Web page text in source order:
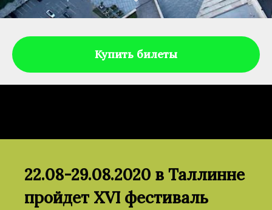
Купить билеты
22.08-29.08.2020 в Таллинне
пройдет XVI фестиваль